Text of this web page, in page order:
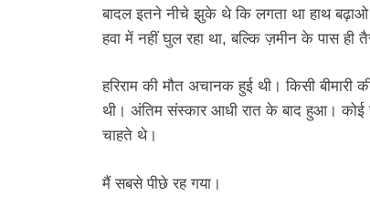
बादल इतने नीचे झुके थे कि लगता था हाथ
हवा में नहीं घुल रहा था, बल्कि ज़मीन के पास ही
हरिराम की मौत अचानक हुई थी। किसी
थी। अंतिम संस्कार आधी रात के बाद हुआ। कोई
चाहते थे।
मैं सबसे पीछे रह गया।